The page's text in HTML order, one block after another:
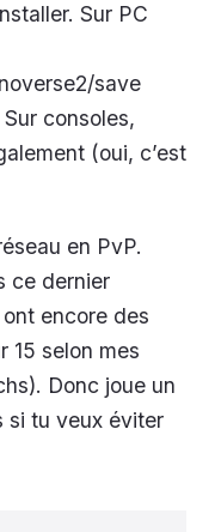
Sur PC
save
consoles,
(oui, c’est
en PvP.
ce dernier
encore des
15 selon mes
Donc joue un
si tu veux éviter